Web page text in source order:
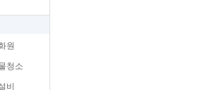
원
청소
비